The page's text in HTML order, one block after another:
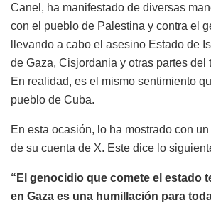
Canel, ha manifestado de diversas
con el pueblo de Palestina y contra el
llevando a cabo el asesino Estado de
de Gaza, Cisjordania y otras partes del
En realidad, es el mismo sentimiento
pueblo de Cuba.
En esta ocasión, lo ha mostrado con
de su cuenta de X. Este dice lo
“El genocidio que comete el estado
en Gaza es una humillación para